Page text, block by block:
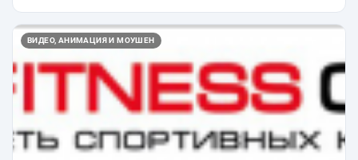
ВИДЕО, АНИМАЦИЯ И МОУШЕН